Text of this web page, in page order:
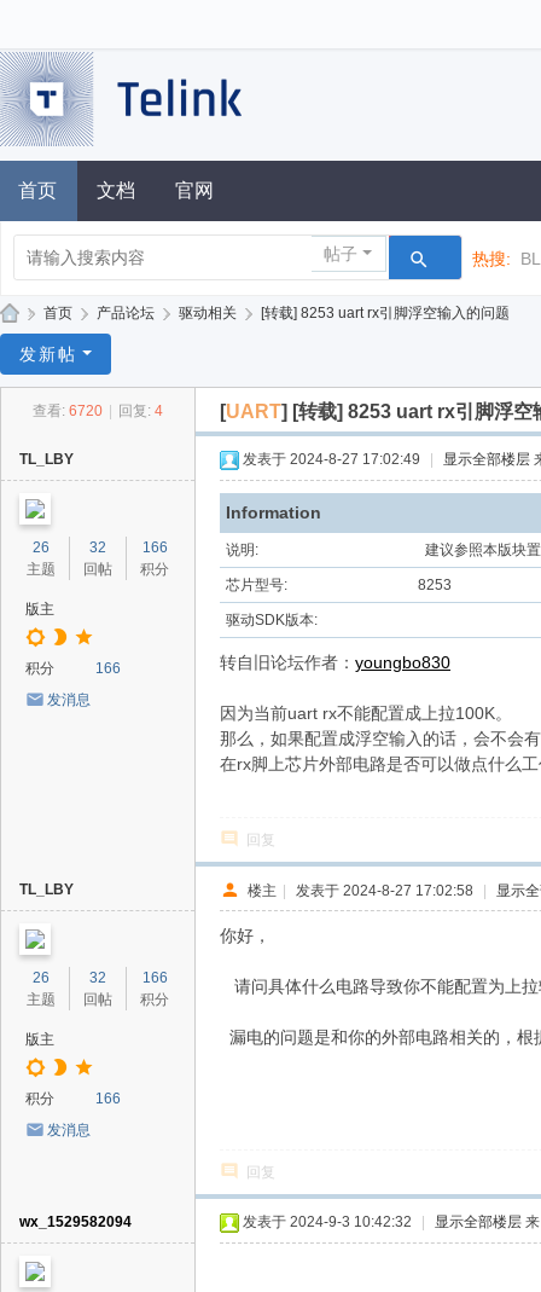
首页 文档 官网
帖子 热搜:
凌
» 首页 › 产品论坛 › 驱动相关 › [转载] 8253 uart rx引脚浮空输入的问题
发新帖
查看: 6720 回复: 4 [UART] [转载] 8253 uart rx引脚浮空
TL_LBY
26
主题
32
回帖
166
积分
版主
积分
166
发消息
发表于 2024-8-27 17:02:49 显示全部楼层
Information
说明: 建议参照本版块
芯片型号: 8253
驱动SDK版本:
转自旧论坛作者： youngbo830
因为当前uart rx不能配置成上拉100K。
那么，如果配置成浮空输入的话，会不会
在rx脚上芯片外部电路是否可以做点什么
回复
TL_LBY
26
主题
32
回帖
166
积分
版主
积分
166
发消息
楼主 | 发表于 2024-8-27 17:02:58 | 显示
你好，
请问具体什么电路导致你不能配置为上
漏电的问题是和你的外部电路相关的，
回复
wx_1529582094 发表于 2024-9-3 10:42:32 显示全部楼层